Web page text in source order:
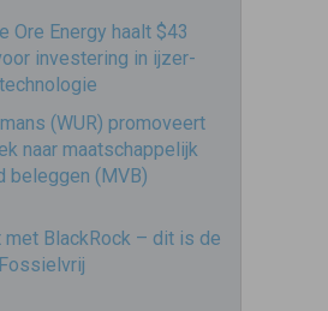
Ore Energy haalt $43
investering in ijzer-
(WUR) promoveert
naar maatschappelijk
beleggen (MVB)
met BlackRock – dit is de